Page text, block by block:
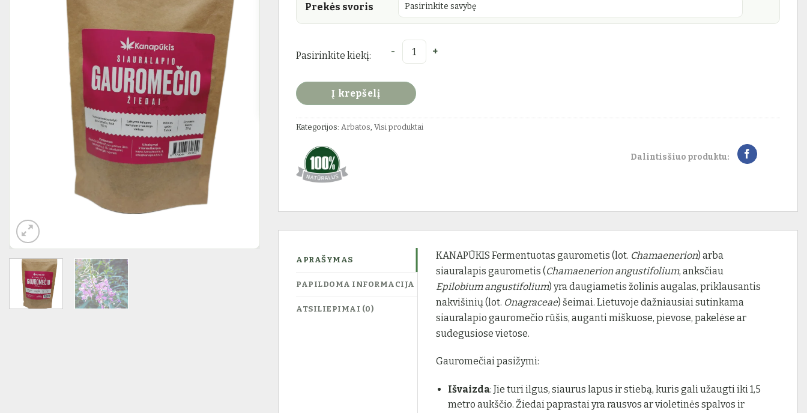
Prekės svoris
Pasirinkite kiekį:
Į krepšelį
Kategorijos: Arbatos Visi produktai
Dalintis šiuo produktu:
APRAŠYMAS
PAPILDOMA INFORMACIJA
ATSILIEPIMAI (0)
KANAPŪKIS Fermentuotas gaurometis (lot. Chamaenerion) arba
siauralapis gaurometis (Chamaenerion angustifolium, anksčiau
Epilobium angustifolium) yra daugiametis žolinis augalas, priklausantis
nakvišinių (lot. Onagraceae) šeimai. Lietuvoje dažniausiai sutinkama
siauralapio gauromečio rūšis, auganti miškuose, pievose, pakelėse ar
sudegusiose vietose.
Gauromečiai pasižymi:
Išvaizda: Jie turi ilgus, siaurus lapus ir stiebą, kuris gali užaugti iki 1,5
metro aukščio. Žiedai paprastai yra rausvos ar violetinės spalvos ir